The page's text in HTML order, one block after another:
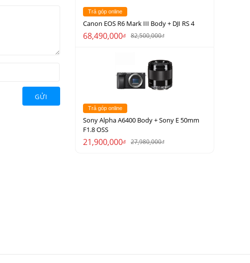
GỬI
Trả góp online
Canon EOS R6 Mark III Body + DJI RS 4
68,490,000đ 82,500,000đ
Trả góp online
Sony Alpha A6400 Body + Sony E 50mm
F1.8 OSS
21,900,000đ 27,980,000đ